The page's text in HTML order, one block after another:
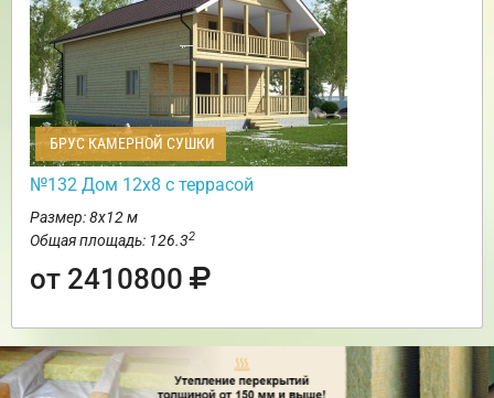
БРУС КАМЕРНОЙ СУШКИ
№132 Дом 12х8 с террасой
Размер: 8х12 м
Общая площадь: 126.32
от 2410800